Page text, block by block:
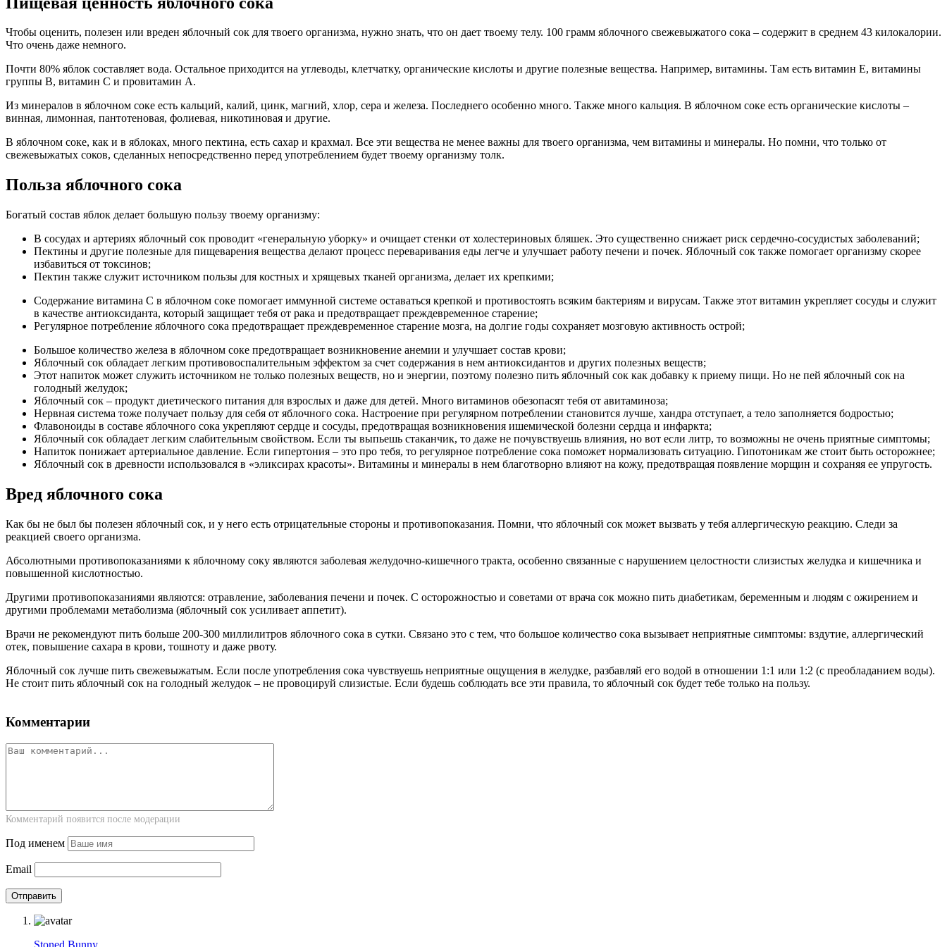
Чтобы оценить, полезен или вреден яблочный сок для твоего организма, нужно знать, что он дает твоему телу. 100 грамм яблочного свежевыжатого сока – содержит в среднем 43 килокалории.
Что очень даже немного.
Почти 80% яблок составляет вода. Остальное приходится на углеводы, клетчатку, органические кислоты и другие полезные вещества. Например, витамины. Там есть витамин Е, витамины
группы В, витамин С и провитамин А.
Из минералов в яблочном соке есть кальций, калий, цинк, магний, хлор, сера и железа. Последнего особенно много. Также много кальция. В яблочном соке есть органические кислоты –
винная, лимонная, пантотеновая, фолиевая, никотиновая и другие.
В яблочном соке, как и в яблоках, много пектина, есть сахар и крахмал. Все эти вещества не менее важны для твоего организма, чем витамины и минералы. Но помни, что только от
свежевыжатых соков, сделанных непосредственно перед употреблением будет твоему организму толк.
Польза яблочного сока
Богатый состав яблок делает большую пользу твоему организму:
В сосудах и артериях яблочный сок проводит «генеральную уборку» и очищает стенки от холестериновых бляшек. Это существенно снижает риск сердечно-сосудистых заболеваний;
Пектины и другие полезные для пищеварения вещества делают процесс переваривания еды легче и улучшает работу печени и почек. Яблочный сок также помогает организму скорее
избавиться от токсинов;
Пектин также служит источником пользы для костных и хрящевых тканей организма, делает их крепкими;
Содержание витамина С в яблочном соке помогает иммунной системе оставаться крепкой и противостоять всяким бактериям и вирусам. Также этот витамин укрепляет сосуды и служит
в качестве антиоксиданта, который защищает тебя от рака и предотвращает преждевременное старение;
Регулярное потребление яблочного сока предотвращает преждевременное старение мозга, на долгие годы сохраняет мозговую активность острой;
Большое количество железа в яблочном соке предотвращает возникновение анемии и улучшает состав крови;
Яблочный сок обладает легким противовоспалительным эффектом за счет содержания в нем антиоксидантов и других полезных веществ;
Этот напиток может служить источником не только полезных веществ, но и энергии, поэтому полезно пить яблочный сок как добавку к приему пищи. Но не пей яблочный сок на
голодный желудок;
Яблочный сок – продукт диетического питания для взрослых и даже для детей. Много витаминов обезопасят тебя от авитаминоза;
Нервная система тоже получает пользу для себя от яблочного сока. Настроение при регулярном потреблении становится лучше, хандра отступает, а тело заполняется бодростью;
Флавоноиды в составе яблочного сока укрепляют сердце и сосуды, предотвращая возникновения ишемической болезни сердца и инфаркта;
Яблочный сок обладает легким слабительным свойством. Если ты выпьешь стаканчик, то даже не почувствуешь влияния, но вот если литр, то возможны не очень приятные симптомы;
Напиток понижает артериальное давление. Если гипертония – это про тебя, то регулярное потребление сока поможет нормализовать ситуацию. Гипотоникам же стоит быть осторожнее;
Яблочный сок в древности использовался в «эликсирах красоты». Витамины и минералы в нем благотворно влияют на кожу, предотвращая появление морщин и сохраняя ее упругость.
Вред яблочного сока
Как бы не был бы полезен яблочный сок, и у него есть отрицательные стороны и противопоказания. Помни, что яблочный сок может вызвать у тебя аллергическую реакцию. Следи за
реакцией своего организма.
Абсолютными противопоказаниями к яблочному соку являются заболевая желудочно-кишечного тракта, особенно связанные с нарушением целостности слизистых желудка и кишечника и
повышенной кислотностью.
Другими противопоказаниями являются: отравление, заболевания печени и почек. С осторожностью и советами от врача сок можно пить диабетикам, беременным и людям с ожирением и
другими проблемами метаболизма (яблочный сок усиливает аппетит).
Врачи не рекомендуют пить больше 200-300 миллилитров яблочного сока в сутки. Связано это с тем, что большое количество сока вызывает неприятные симптомы: вздутие, аллергический
отек, повышение сахара в крови, тошноту и даже рвоту.
Яблочный сок лучше пить свежевыжатым. Если после употребления сока чувствуешь неприятные ощущения в желудке, разбавляй его водой в отношении 1:1 или 1:2 (с преобладанием воды).
Не стоит пить яблочный сок на голодный желудок – не провоцируй слизистые. Если будешь соблюдать все эти правила, то яблочный сок будет тебе только на пользу.
Комментарии
Комментарий появится после модерации
Под именем
Email
Stoned Bunny